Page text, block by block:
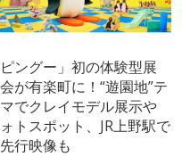
ピングー」初の体験型展
が有楽町に！“遊園地”テ
でクレイモデル展示や
トスポット、JR上野駅で
行映像も